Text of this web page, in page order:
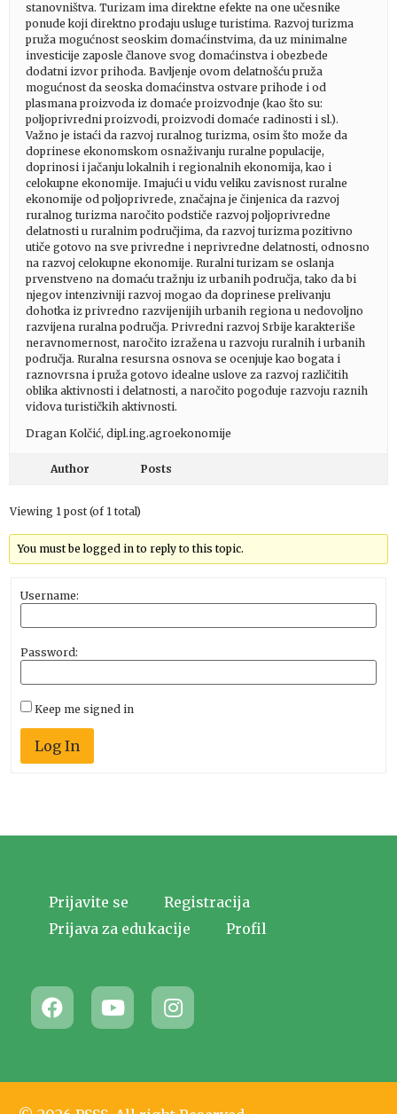
stanovništva. Turizam ima direktne efekte na one učesnike
ponude koji direktno prodaju usluge turistima. Razvoj turizma
pruža mogućnost seoskim domaćinstvima, da uz minimalne
investicije zaposle članove svog domaćinstva i obezbede
dodatni izvor prihoda. Bavljenje ovom delatnošću pruža
mogućnost da seoska domaćinstva ostvare prihode i od
plasmana proizvoda iz domaće proizvodnje (kao što su:
poljoprivredni proizvodi, proizvodi domaće radinosti i sl.).
Važno je istaći da razvoj ruralnog turizma, osim što može da
doprinese ekonomskom osnaživanju ruralne populacije,
doprinosi i jačanju lokalnih i regionalnih ekonomija, kao i
celokupne ekonomije. Imajući u vidu veliku zavisnost ruralne
ekonomije od poljoprivrede, značajna je činjenica da razvoj
ruralnog turizma naročito podstiče razvoj poljoprivredne
delatnosti u ruralnim područjima, da razvoj turizma pozitivno
utiče gotovo na sve privredne i neprivredne delatnosti, odnosno
na razvoj celokupne ekonomije. Ruralni turizam se oslanja
prvenstveno na domaću tražnju iz urbanih područja, tako da bi
njegov intenzivniji razvoj mogao da doprinese prelivanju
dohotka iz privredno razvijenijih urbanih regiona u nedovoljno
razvijena ruralna područja. Privredni razvoj Srbije karakteriše
neravnomernost, naročito izražena u razvoju ruralnih i urbanih
područja. Ruralna resursna osnova se ocenjuje kao bogata i
raznovrsna i pruža gotovo idealne uslove za razvoj različitih
oblika aktivnosti i delatnosti, a naročito pogoduje razvoju raznih
vidova turističkih aktivnosti.
Dragan Kolčić, dipl.ing.agroekonomije
Author Posts
Viewing 1 post (of 1 total)
You must be logged in to reply to this topic.
Username:
Password:
Keep me signed in
Log In
Prijavite se
Registracija
Prijava za edukacije
Profil